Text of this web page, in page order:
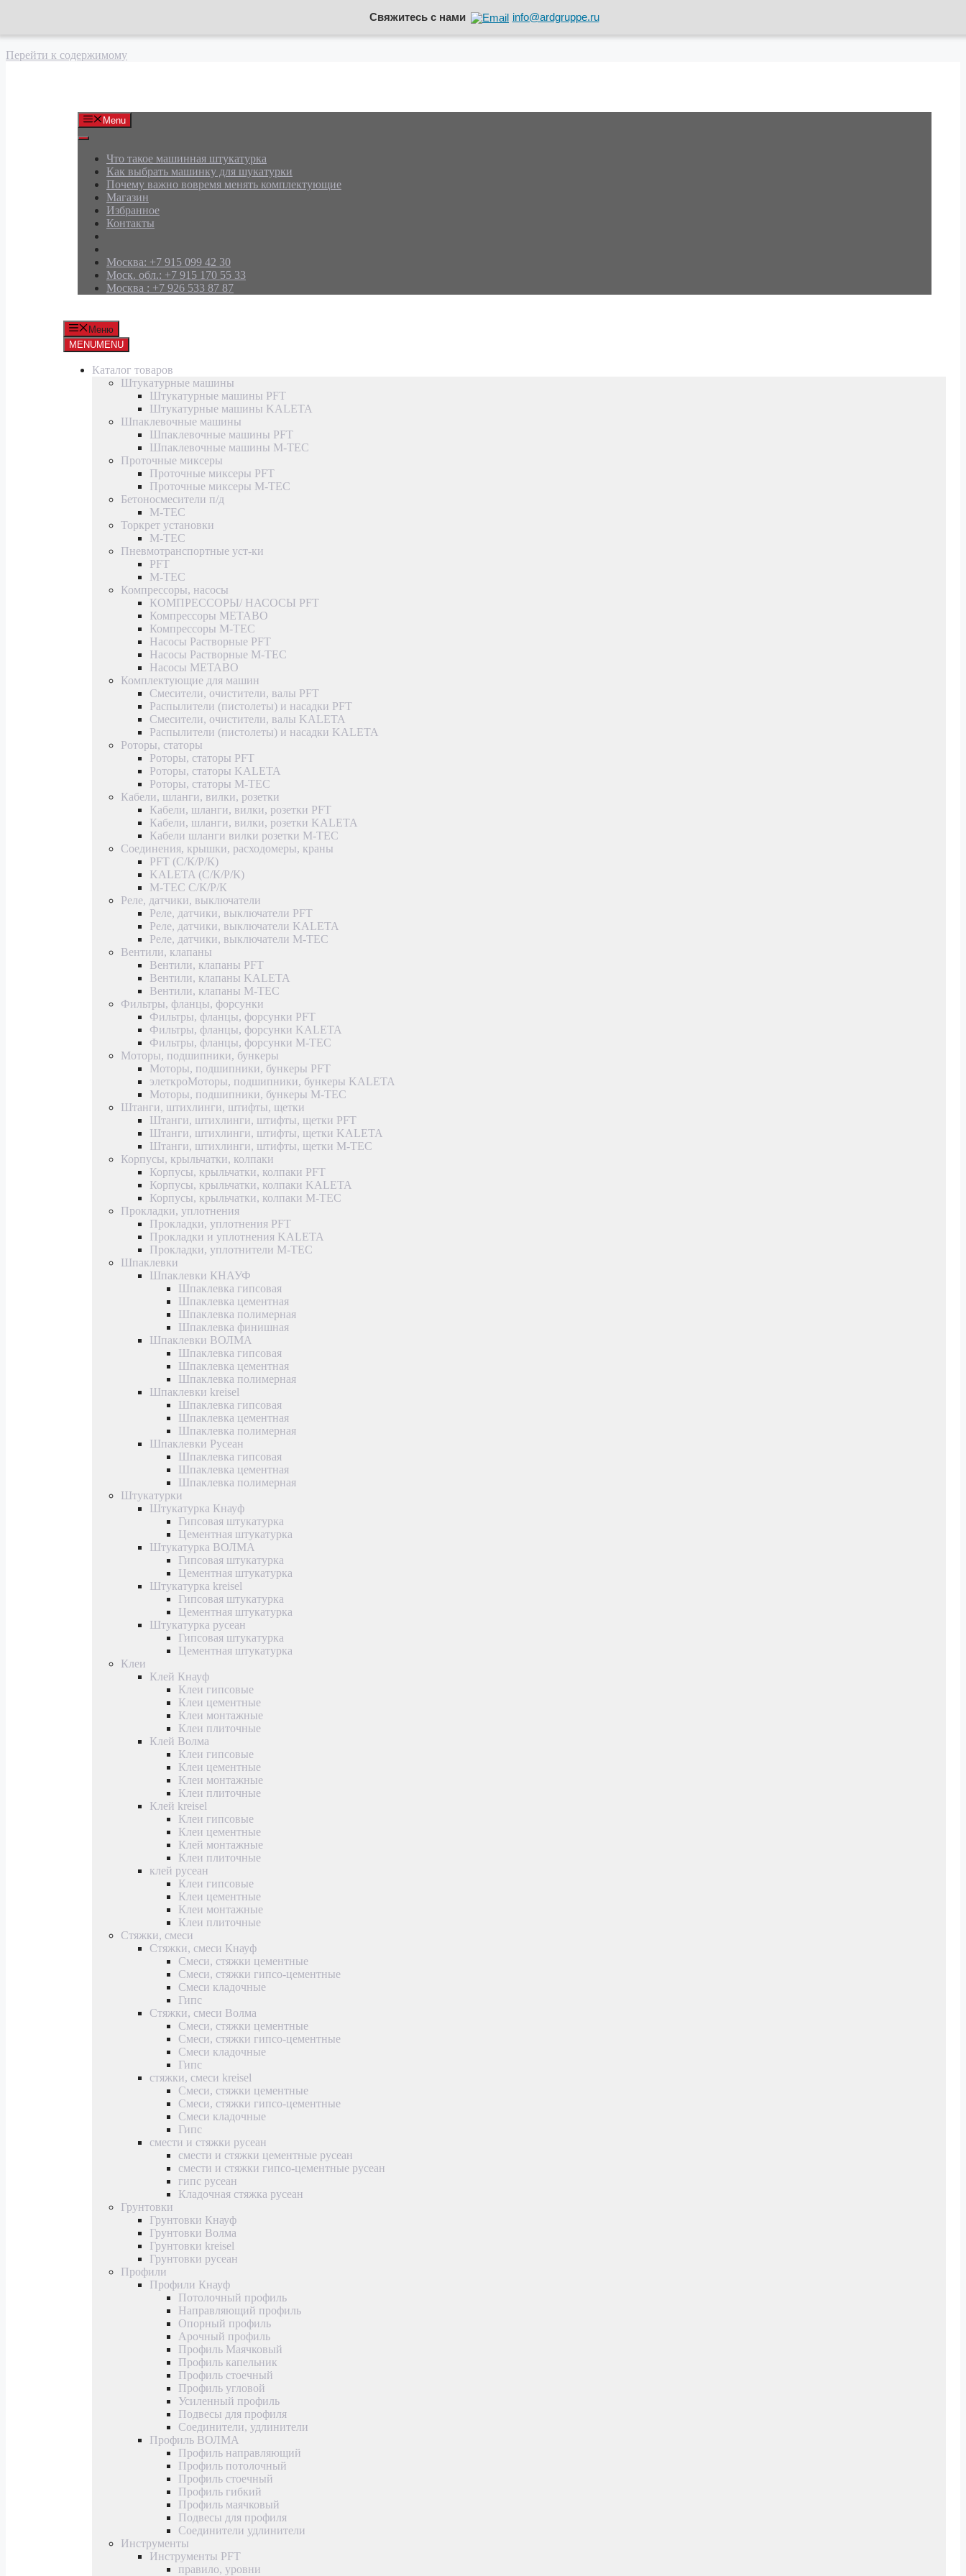
Свяжитесь с нами info@ardgruppe.ru
Перейти к содержимому
Menu
Что такое машинная штукатурка
Как выбрать машинку для шукатурки
Почему важно вовремя менять комплектующие
Магазин
Избранное
Контакты
Москва: +7 915 099 42 30
Моск. обл.: +7 915 170 55 33
Москва : +7 926 533 87 87
Меню
MENUMENU
Каталог товаров
Штукатурные машины
Штукатурные машины PFT
Штукатурные машины KALETA
Шпаклевочные машины
Шпаклевочные машины PFT
Шпаклевочные машины M-TEC
Проточные миксеры
Проточные миксеры PFT
Проточные миксеры M-TEC
Бетоносмесители п/д
M-TEC
Торкрет установки
M-TEC
Пневмотранспортные уст-ки
PFT
M-TEC
Компрессоры, насосы
КОМПРЕССОРЫ/ НАСОСЫ PFT
Компрессоры METABO
Компрессоры M-TEC
Насосы Растворные PFT
Насосы Растворные M-TEC
Насосы METABO
Комплектующие для машин
Смесители, очистители, валы PFT
Распылители (пистолеты) и насадки PFT
Смесители, очистители, валы KALETA
Распылители (пистолеты) и насадки KALETA
Роторы, статоры
Роторы, статоры PFT
Роторы, статоры KALETA
Роторы, статоры M-TEC
Кабели, шланги, вилки, розетки
Кабели, шланги, вилки, розетки PFT
Кабели, шланги, вилки, розетки KALETA
Кабели шланги вилки розетки M-TEC
Соединения, крышки, расходомеры, краны
PFT (С/К/Р/К)
KALETA (С/К/Р/К)
M-TEC С/К/Р/К
Реле, датчики, выключатели
Реле, датчики, выключатели PFT
Реле, датчики, выключатели KALETA
Реле, датчики, выключатели M-TEC
Вентили, клапаны
Вентили, клапаны PFT
Вентили, клапаны KALETA
Вентили, клапаны M-TEC
Фильтры, фланцы, форсунки
Фильтры, фланцы, форсунки PFT
Фильтры, фланцы, форсунки KALETA
Фильтры, фланцы, форсунки M-TEC
Моторы, подшипники, бункеры
Моторы, подшипники, бункеры PFT
элеткроМоторы, подшипники, бункеры KALETA
Моторы, подшипники, бункеры M-TEC
Штанги, штихлинги, штифты, щетки
Штанги, штихлинги, штифты, щетки PFT
Штанги, штихлинги, штифты, щетки KALETA
Штанги, штихлинги, штифты, щетки M-TEC
Корпусы, крыльчатки, колпаки
Корпусы, крыльчатки, колпаки PFT
Корпусы, крыльчатки, колпаки KALETA
Корпусы, крыльчатки, колпаки M-TEC
Прокладки, уплотнения
Прокладки, уплотнения PFT
Прокладки и уплотнения KALETA
Прокладки, уплотнители M-TEC
Шпаклевки
Шпаклевки КНАУФ
Шпаклевка гипсовая
Шпаклевка цементная
Шпаклевка полимерная
Шпаклевка финишная
Шпаклевки ВОЛМА
Шпаклевка гипсовая
Шпаклевка цементная
Шпаклевка полимерная
Шпаклевки kreisel
Шпаклевка гипсовая
Шпаклевка цементная
Шпаклевка полимерная
Шпаклевки Русеан
Шпаклевка гипсовая
Шпаклевка цементная
Шпаклевка полимерная
Штукатурки
Штукатурка Кнауф
Гипсовая штукатурка
Цементная штукатурка
Штукатурка ВОЛМА
Гипсовая штукатурка
Цементная штукатурка
Штукатурка kreisel
Гипсовая штукатурка
Цементная штукатурка
Штукатурка русеан
Гипсовая штукатурка
Цементная штукатурка
Клеи
Клей Кнауф
Клеи гипсовые
Клеи цементные
Клеи монтажные
Клеи плиточные
Клей Волма
Клеи гипсовые
Клеи цементные
Клеи монтажные
Клеи плиточные
Клей kreisel
Клеи гипсовые
Клеи цементные
Клей монтажные
Клеи плиточные
клей русеан
Клеи гипсовые
Клеи цементные
Клеи монтажные
Клеи плиточные
Стяжки, смеси
Стяжки, смеси Кнауф
Смеси, стяжки цементные
Смеси, стяжки гипсо-цементные
Смеси кладочные
Гипс
Стяжки, смеси Волма
Смеси, стяжки цементные
Смеси, стяжки гипсо-цементные
Смеси кладочные
Гипс
стяжки, смеси kreisel
Смеси, стяжки цементные
Смеси, стяжки гипсо-цементные
Смеси кладочные
Гипс
смести и стяжки русеан
смести и стяжки цементные русеан
смести и стяжки гипсо-цементные русеан
гипс русеан
Кладочная стяжка русеан
Грунтовки
Грунтовки Кнауф
Грунтовки Волма
Грунтовки kreisel
Грунтовки русеан
Профили
Профили Кнауф
Потолочный профиль
Направляющий профиль
Опорный профиль
Арочный профиль
Профиль Маячковый
Профиль капельник
Профиль стоечный
Профиль угловой
Усиленный профиль
Подвесы для профиля
Соединители, удлинители
Профиль ВОЛМА
Профиль направляющий
Профиль потолочный
Профиль стоечный
Профиль гибкий
Профиль маячковый
Подвесы для профиля
Соединители удлинители
Инструменты
Инструменты PFT
правило, уровни